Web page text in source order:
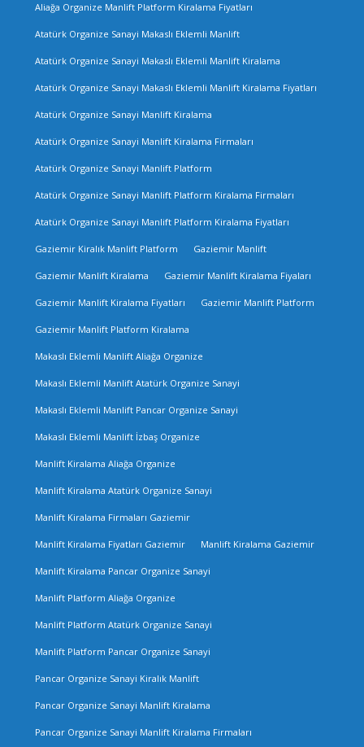
Aliağa Organize Manlift Platform Kiralama Fiyatları
Atatürk Organize Sanayi Makaslı Eklemli Manlift
Atatürk Organize Sanayi Makaslı Eklemli Manlift Kiralama
Atatürk Organize Sanayi Makaslı Eklemli Manlift Kiralama Fiyatları
Atatürk Organize Sanayi Manlift Kiralama
Atatürk Organize Sanayi Manlift Kiralama Firmaları
Atatürk Organize Sanayi Manlift Platform
Atatürk Organize Sanayi Manlift Platform Kiralama Firmaları
Atatürk Organize Sanayi Manlift Platform Kiralama Fiyatları
Gaziemir Kiralık Manlift Platform Gaziemir Manlift
Gaziemir Manlift Kiralama Gaziemir Manlift Kiralama Fiyaları
Gaziemir Manlift Kiralama Fiyatları Gaziemir Manlift Platform
Gaziemir Manlift Platform Kiralama
Makaslı Eklemli Manlift Aliağa Organize
Makaslı Eklemli Manlift Atatürk Organize Sanayi
Makaslı Eklemli Manlift Pancar Organize Sanayi
Makaslı Eklemli Manlift İzbaş Organize
Manlift Kiralama Aliağa Organize
Manlift Kiralama Atatürk Organize Sanayi
Manlift Kiralama Firmaları Gaziemir
Manlift Kiralama Fiyatları Gaziemir Manlift Kiralama Gaziemir
Manlift Kiralama Pancar Organize Sanayi
Manlift Platform Aliağa Organize
Manlift Platform Atatürk Organize Sanayi
Manlift Platform Pancar Organize Sanayi
Pancar Organize Sanayi Kiralık Manlift
Pancar Organize Sanayi Manlift Kiralama
Pancar Organize Sanayi Manlift Kiralama Firmaları